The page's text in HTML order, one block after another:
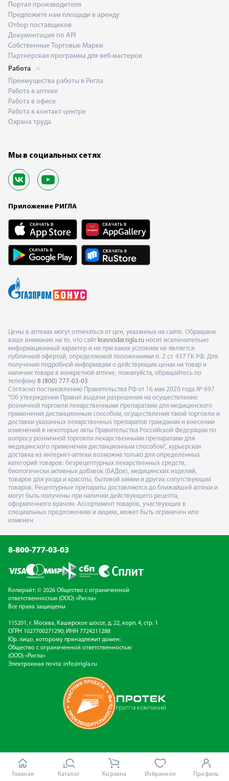
Портал производителя
Предложите нам площади в аренду
Отбор поставщиков
Документация по API
Собственные Торговые Марки
Партнерская программа для веб-мастеров
Работа
Преимущества работы в Ригла
Работа в аптеке
Работа в офисе
Работа в контакт-центре
Охрана труда
Мы в социальных сетях
Приложение РИГЛА
Цены в аптеках могут отличаться от цен, указанных на сайте. Обращаем
ваше внимание на то, что сайт krasnodar.rigla.ru носит исключительно
информационный характер и ни при каких условиях не является
публичной офертой, определяемой положениями п. 2 ст. 437 ГК РФ. Для
получения подробной информации о действующих ценах на товар и
наличии товара в конкретной аптеке, пожалуйста, обращайтесь по
телефону 8 (800) 777-03-03
Согласно постановлению Правительства РФ от 16 мая 2020 года № 697
"Об утверждении Правил выдачи разрешения на осуществление
розничной торговли лекарственными препаратами для медицинского
применения дистанционным способом, осуществления такой торговли и
доставки указанных лекарственных препаратов гражданам и внесении
изменений в некоторые акты Правительства Российской Федерации по
вопросу розничной торговли лекарственными препаратами для
медицинского применения дистанционным способом", курьерская
доставка из интернет-аптеки возможна только для определённых
категорий товаров: безрецептурных лекарственных средств,
биологически активных добавок (БАДов), медицинских изделий,
товаров для ухода и красоты, бытовой химии и других сопутствующих
товаров. Рецептурные препараты доставляются до ближайшей аптеки и
могут быть получены при наличии действующего рецепта,
оформленного врачом. Ассортимент товаров, участвующих в
специальных предложениях и акциях, может быть ограничен или
изменен
8-800-777-03-03
Копирайт: © 2026 Общество с ограниченной
ответственностью (ООО) «Ригла»
Все права защищены
115201, г. Москва, Каширское шоссе, д. 22, корп. 4, стр. 1
ОГРН 1027700271290; ИНН 7724211288
Юр. лицо, которому принадлежит домен:
Общество с ограниченной ответственностью
(ООО) «Ригла»
Электронная почта: info@rigla.ru
Главная Каталог Корзина Избранное Профиль